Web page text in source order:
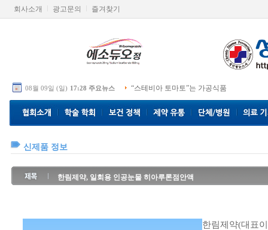
회사소개 광고문의 즐겨찾기
08월 09일 (일) 17:28 주요뉴스 “스테비아 토마토”는 가공식품
신제품 정보
한림제약, 일회용 인공눈물 히아루론점안액
한림제약(대표